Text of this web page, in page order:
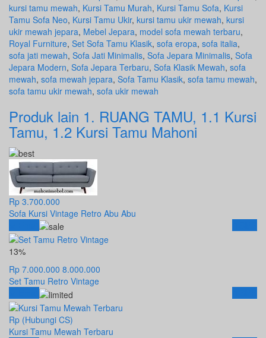
kursi tamu mewah, Kursi Tamu Murah, Kursi Tamu Sofa, Kursi
Tamu Sofa Neo, Kursi Tamu Ukir, kursi tamu ukir mewah, kursi
ukir mewah jepara, Mebel Jepara, model sofa mewah terbaru,
Royal Furniture, Set Sofa Tamu Klasik, sofa eropa, sofa italia,
sofa jati mewah, Sofa Jati Minimalis, Sofa Jepara Minimalis, Sofa
Jepara Modern, Sofa Jepara Terbaru, Sofa Klasik Mewah, sofa
mewah, sofa mewah jepara, Sofa Tamu Klasik, sofa tamu mewah,
sofa tamu ukir mewah, sofa ukir mewah
Produk lain 1. RUANG TAMU, 1.1 Kursi
Tamu, 1.2 Kursi Tamu Mahoni
Rp 3.700.000
Sofa Kursi Vintage Retro Abu Abu
13%
Rp 7.000.000 8.000.000
Set Tamu Retro Vintage
Rp (Hubungi CS)
Kursi Tamu Mewah Terbaru